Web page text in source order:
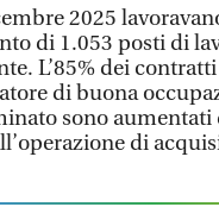
2025
di 1.053 posti di
L’85% dei
di buona
sono
di